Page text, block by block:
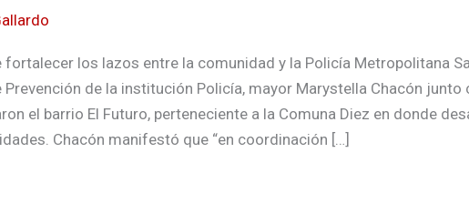
fortalecer los lazos entre la comunidad y la Policía Metropolitana
Prevención de la institución Policía, mayor Marystella Chacón junto
el barrio El Futuro, perteneciente a la Comuna Diez en donde
Chacón manifestó que “en coordinación […]